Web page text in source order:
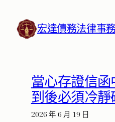
宏達債務法律事
當心存證信
到後必須冷
2026 年 6 月 19 日